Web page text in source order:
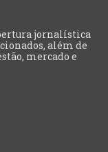
jornalística
além de
mercado e